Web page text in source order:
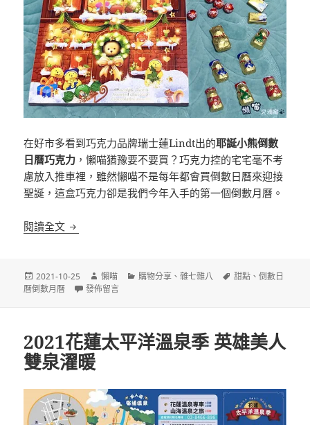
在好市多看到巧克力品牌瑞士蓮Lindt出的耶誕小熊倒數
日曆巧克力 ，懶喵猶豫要不要買？巧克力控的宅宅毫不考
慮放入推車裡，雖然懶喵不是每年都會買倒數日曆來迎接
聖誕，這盒巧克力卻是我們今年入手的第一個倒數月曆。
閱讀全文 瑞士蓮Lindt 2021 耶誕小熊倒數日曆巧克力
發
佈
2021-10-25
作
者
懶喵
分
購物分享 、雜七雜八
標
甜點 、倒數日
曆倒數月曆
在〈瑞士蓮Lindt 2021 耶誕小熊倒數日曆巧克力〉
發佈留言
2021花蓮太平洋溫泉季 英雄美人
雙泉濯暖